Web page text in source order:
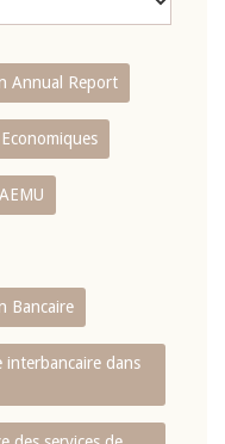
Annual Report
Bancaire
interbancaire dans